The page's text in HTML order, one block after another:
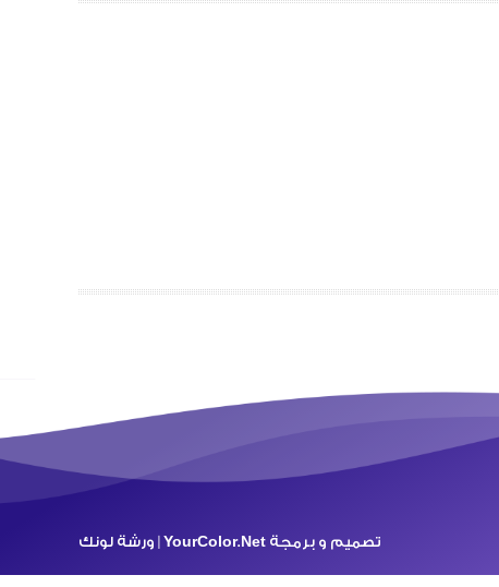
تصميم و برمجة YourColor.Net | ورشة لونك